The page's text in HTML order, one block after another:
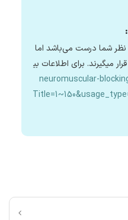
نظر شما درست می‌باشد اما آنتی
میگیرند. برای اطلاعات بیشتر
neuromuscular-